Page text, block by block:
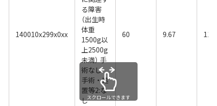
140010x299x0xx
る障害
（出生時
体重
1500g以
上2500g
未満） 手
術なし
手術・処
置等2:な
し
60 9.67
スクロールできます